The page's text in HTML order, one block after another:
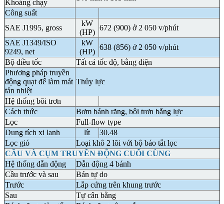
Khoảng chạy
Công suất
SAE J1995, gross
kW
(HP)
672 (900) ở 2 050 v/phút
SAE J1349/ISO
9249, net
kW
(HP)
638 (856) ở 2 050 v/phút
Bộ điều tốc
Tất cả tốc độ, bằng điện
Phương pháp truyền
động quạt để làm mát
tản nhiệt
Thủy lực
Hệ thống bôi trơn
Cách thức
Bơm bánh răng, bôi trơn bằng lực
Lọc
Full-flow type
Dung tích xi lanh
lít
30.48
Lọc gió
Loại khô 2 lõi với bộ báo tắt lọc
CẦU VÀ CỤM TRUYỀN ĐỘNG CUỐI CÙNG
Hệ thống dẫn động
Dẫn động 4 bánh
Cầu trước và sau
Bán tự do
Trước
Lắp cứng trên khung trước
Sau
Tự cân bằng